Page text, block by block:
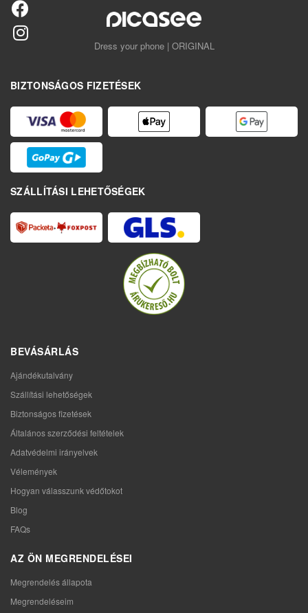
Dress your phone | ORIGINAL
BIZTONSÁGOS FIZETÉSEK
SZÁLLÍTÁSI LEHETŐSÉGEK
BEVÁSÁRLÁS
Ajándékutalvány
Szállítási lehetőségek
Biztonságos fizetések
Általános szerződési feltételek
Adatvédelmi irányelvek
Vélemények
Hogyan válasszunk védőtokot
Blog
FAQs
AZ ÖN MEGRENDELÉSEI
Megrendelés állapota
Megrendeléseim